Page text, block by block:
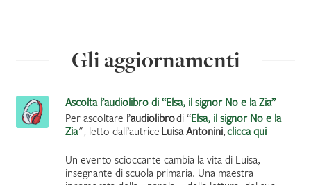
Gli aggiornamenti
Ascolta l’audiolibro di “Elsa, il signor No e la Zia”
Per ascoltare l’audiolibrodi “Elsa, il signor No e la
Zia", letto dall’autrice Luisa Antonini,clicca qui
Un evento scioccante cambia la vita di Luisa,
insegnante di scuola primaria. Una maestra